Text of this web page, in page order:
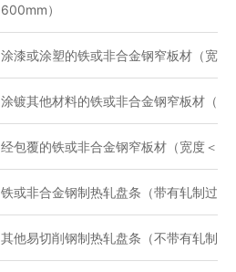
600mm）
涂漆或涂塑的铁或非合金钢窄板材（宽
涂镀其他材料的铁或非合金钢窄板材（
经包覆的铁或非合金钢窄板材（宽度＜
铁或非合金钢制热轧盘条（带有轧制过程
其他易切削钢制热轧盘条（不带有轧制过